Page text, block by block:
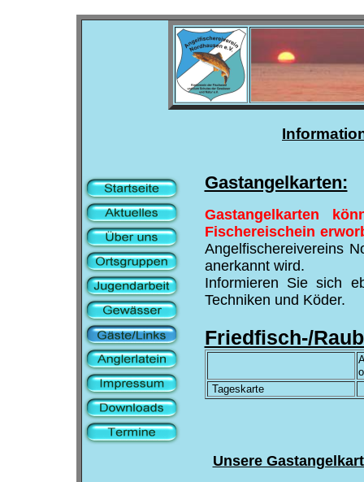
Gastangelkarten:
Gastangelkarten
Fischereischein
Angelfischereivereins
anerkannt wird.
Informieren Sie sich
Techniken und Köder.
Friedfisch-/
Tageskarte
Unsere